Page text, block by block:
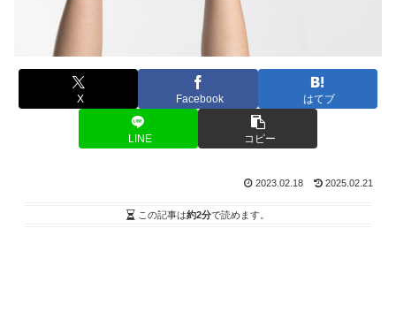
X Facebook はてブ
LINE コピー
2023.02.18 2025.02.21
この記事は約2分で読めます。